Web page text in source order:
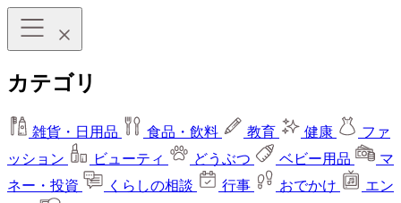
カテゴリ
雑貨・日用品 食品・飲料 教育 健康
ファ
ッション
ビューティ どうぶつ ベビー用品
マ
ネー・投資
くらしの相談 行事 おでかけ
エン